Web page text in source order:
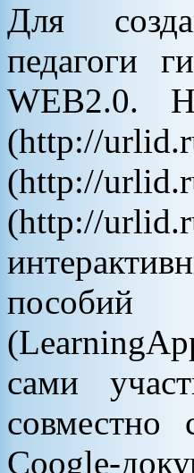
Для
педагоги
WEB2.0.
(http://
(http://
(http://
сами
совместно
Coogle-